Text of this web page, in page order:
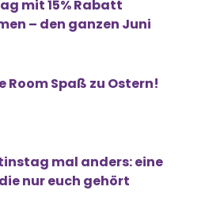
mit 15% Rabatt
– den ganzen Juni
Room Spaß zu Ostern!
mal anders: eine
nur euch gehört